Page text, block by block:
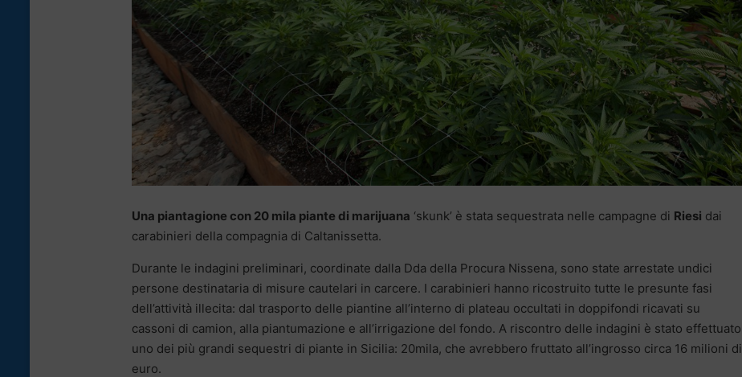
Una piantagione con 20 mila piante di marijuana ‘skunk’ è stata sequestrata nelle campagne di Riesi dai
carabinieri della compagnia di Caltanissetta.
Durante le indagini preliminari, coordinate dalla Dda della Procura Nissena, sono state arrestate undici
persone destinataria di misure cautelari in carcere. I carabinieri hanno ricostruito tutte le presunte fasi
dell’attività illecita: dal trasporto delle piantine all’interno di plateau occultati in doppifondi ricavati su
cassoni di camion, alla piantumazione e all’irrigazione del fondo. A riscontro delle indagini è stato effettuato
uno dei più grandi sequestri di piante in Sicilia: 20mila, che avrebbero fruttato all’ingrosso circa 16 milioni di
euro.